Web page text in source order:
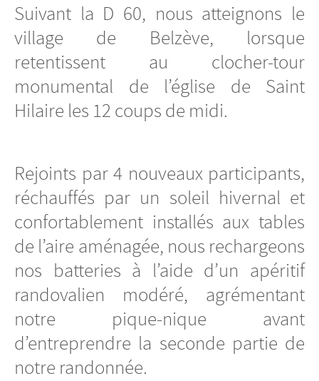
Suivant la D 60, nous atteignons le
village de Belzève, lorsque
retentissent au clocher-tour
monumental de l’église de Saint
Hilaire les 12 coups de midi.
Rejoints par 4 nouveaux participants,
réchauffés par un soleil hivernal et
confortablement installés aux tables
de l’aire aménagée, nous rechargeons
nos batteries à l’aide d’un apéritif
randovalien modéré, agrémentant
notre pique-nique avant
d’entreprendre la seconde partie de
notre randonnée.